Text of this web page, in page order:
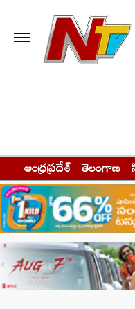
ఆంధ్రప్రదేశ్ తెలంగాణ